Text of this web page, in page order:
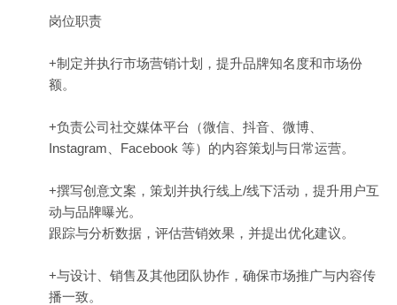
岗位职责
+制定并执行市场营销计划，提升品牌知名度和市场份
额。
+负责公司社交媒体平台（微信、抖音、微博、
Instagram、Facebook 等）的内容策划与日常运营。
+撰写创意文案，策划并执行线上/线下活动，提升用户互
动与品牌曝光。
跟踪与分析数据，评估营销效果，并提出优化建议。
+与设计、销售及其他团队协作，确保市场推广与内容传
播一致。